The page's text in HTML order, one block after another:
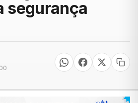
segurança